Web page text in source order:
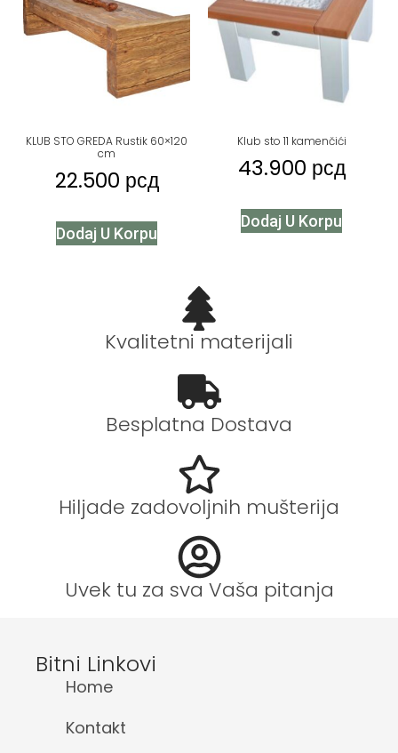
KLUB STO GREDA Rustik 60×120
cm
22.500 рсд
Dodaj U Korpu
Klub sto 11 kamenčići
43.900 рсд
Dodaj U Korpu
Kvalitetni materijali
Besplatna Dostava
Hiljade zadovoljnih mušterija
Uvek tu za sva Vaša pitanja
Bitni Linkovi
Home
Kontakt